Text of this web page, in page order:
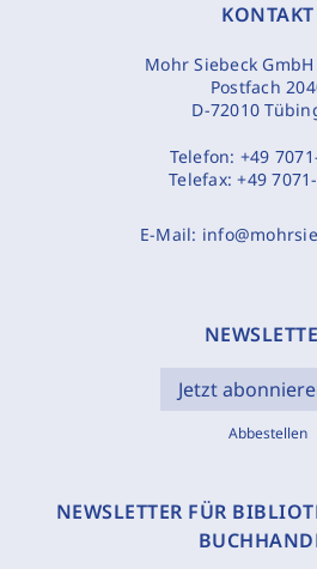
KONTAKT
Mohr Siebeck GmbH
Postfach
D-72010
Telefon: +49
Telefax:+49
E-Mail:
Jetzt
Abbestellen
NEWSLETTER FÜR